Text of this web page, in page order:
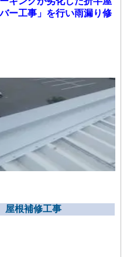
ー工事」を行い雨漏り修
屋根補修工事